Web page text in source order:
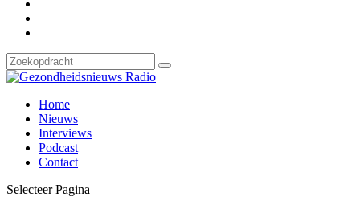
Home
Nieuws
Interviews
Podcast
Contact
Selecteer Pagina